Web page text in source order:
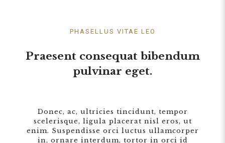
PHASELLUS VITAE LEO
Praesent consequat bibendum
pulvinar eget.
Donec, ac, ultricies tincidunt, tempor
scelerisque, ligula placerat nisl eros, ut
enim. Suspendisse orci luctus ullamcorper
in, ornare interdum, tortor in orci id